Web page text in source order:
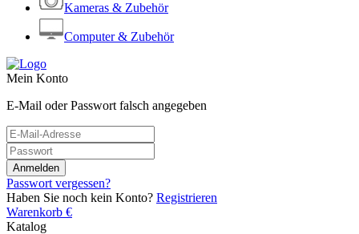
Kameras & Zubehör
Computer & Zubehör
Mein Konto
E-Mail oder Passwort falsch angegeben
Passwort vergessen?
Haben Sie noch kein Konto? Registrieren
Warenkorb €
Katalog